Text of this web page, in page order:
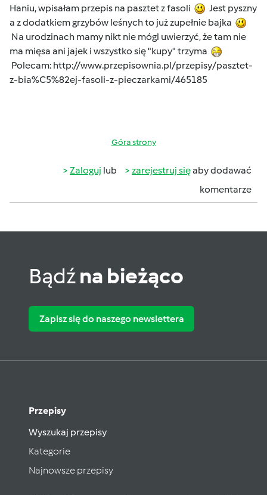
Haniu, wpisałam przepis na pasztet z fasoli
Jest pyszny
a z dodatkiem grzybów leśnych to już zupełnie bajka
Na urodzinach mamy nikt nie mógl uwierzyć, że tam nie
ma mięsa ani jajek i wszystko się "kupy" trzyma
Polecam: http://www.przepisownia.pl/przepisy/pasztet-
z-bia%C5%82ej-fasoli-z-pieczarkami/465185
Góra strony
Zaloguj lub zarejestruj sięaby dodawać
komentarze
Bądźna bieżąco
Zapisz się do naszego newslettera
Przepisy
Wyszukaj przepisy
Kategorie
Najnowsze przepisy